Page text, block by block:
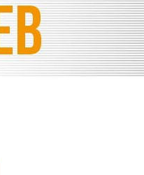
TRIONFO DI PHILIPSEN SU